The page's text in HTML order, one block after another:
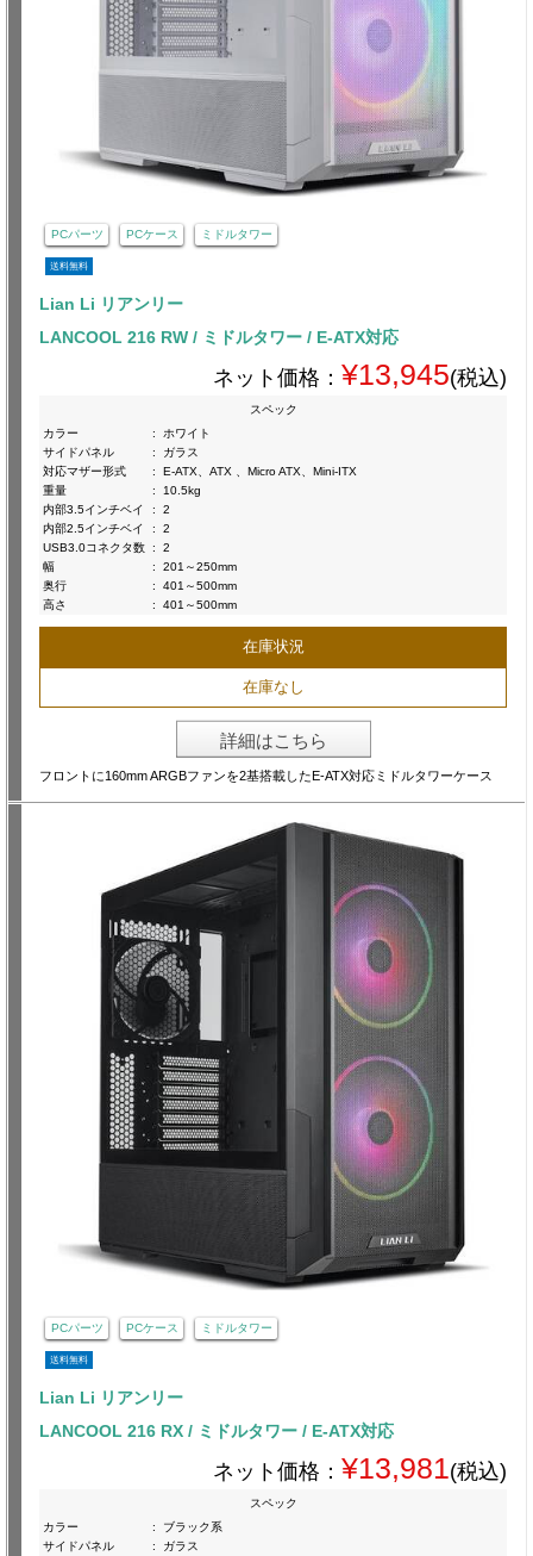
PCパーツ PCケース ミドルタワー
送料無料
Lian Li リアンリー
LANCOOL 216 RW / ミドルタワー / E-ATX対応
ネット価格： ¥13,945(税込)
スペック
カラー
:
ホワイト
サイドパネル
:
ガラス
対応マザー形式
:
E-ATX、ATX 、Micro ATX、Mini-ITX
重量
:
10.5kg
内部3.5インチベイ
:
2
内部2.5インチベイ
:
2
USB3.0コネクタ数 :
2
幅
:
201～250mm
奥行
:
401～500mm
高さ
: 401～500mm
在庫状況
在庫なし
詳細はこちら
フロントに160mm ARGBファンを2基搭載したE-ATX対応ミドルタワーケース
PCパーツ PCケース ミドルタワー
送料無料
Lian Li リアンリー
LANCOOL 216 RX / ミドルタワー / E-ATX対応
ネット価格： ¥13,981(税込)
スペック
カラー
:
ブラック系
サイドパネル
:
ガラス